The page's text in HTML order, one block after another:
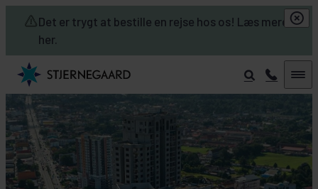
Det er trygt at bestille en rejse hos os! Læs mere
her.
Skip to main content